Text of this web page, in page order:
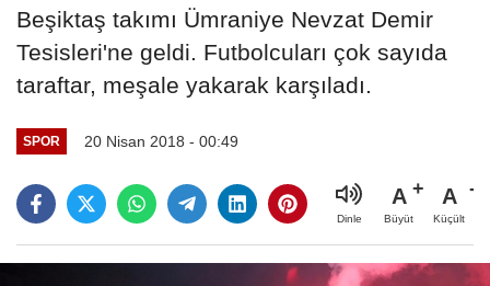
Beşiktaş takımı Ümraniye Nevzat Demir
Tesisleri'ne geldi. Futbolcuları çok sayıda
taraftar, meşale yakarak karşıladı.
SPOR 20 Nisan 2018 - 00:49
Dinle
A
Büyüt
A
Küçült